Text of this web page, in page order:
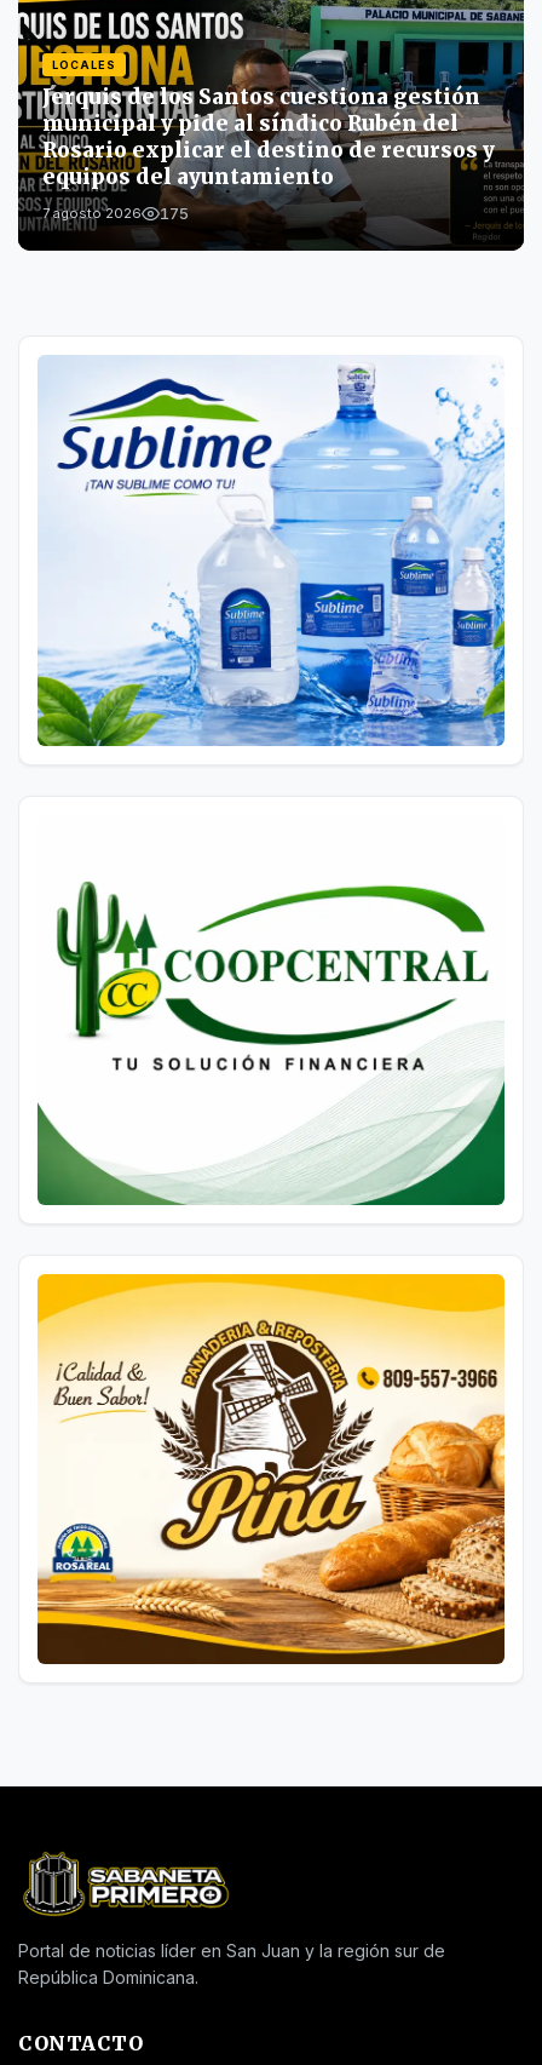
LOCALES
Jerquis de los Santos cuestiona gestión
municipal y pide al síndico Rubén del
Rosario explicar el destino de recursos y
equipos del ayuntamiento
7 agosto 2026 175
Portal de noticias líder en San Juan y la región sur de
República Dominicana.
CONTACTO